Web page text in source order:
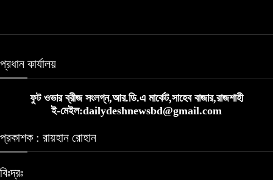
প্রধান কার্যালয়
ফুট ওভার ব্রীজ সংলগ্ন,আর.ডি.এ মার্কেট,সাহেব বাজার,রাজশাহী
ই-মেইল:dailydeshnewsbd@gmail.com
প্রকাশক : রায়হান রোহান
বিঃদ্রঃ